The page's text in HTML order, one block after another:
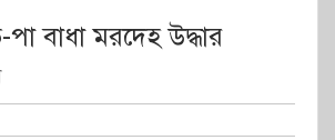
বাধা মরদেহ উদ্ধার